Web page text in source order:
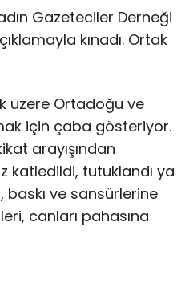
Gazeteciler Derneği
kınadı. Ortak
üzere Ortadoğu ve
için çaba gösteriyor.
arayışından
katledildi, tutuklandı ya
baskı ve sansürlerine
canları pahasına